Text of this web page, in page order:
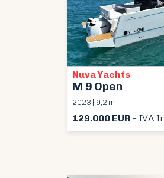
Nuva Yachts
M 9 Open
2023 | 9,2 m
129.000 EUR- IVA